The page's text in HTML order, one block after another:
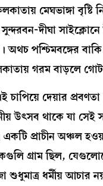
মেঘভাঙ্গা
দীঘা
পশ্চিমবঙ্গের
গরম বাড়লে
চাপিয়ে দেয়ার
উৎসব থাকে যা
একটি প্রাচীন অঞ্চল
গ্রাম ছিল,
শুধুমাত্র ধর্মীয় আচার